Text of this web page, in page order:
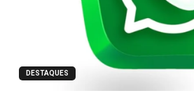
DESTAQUES